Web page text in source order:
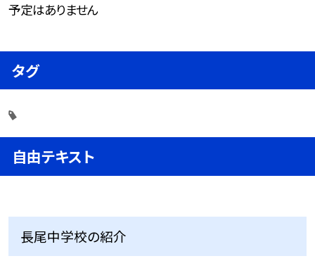
予定はありません
タグ
自由テキスト
長尾中学校の紹介